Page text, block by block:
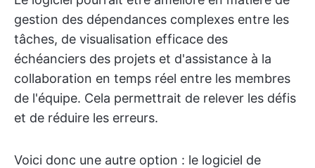
gestion des dépendances complexes entre les
tâches, de visualisation efficace des
échéanciers des projets et d'assistance à la
collaboration en temps réel entre les membres
de l'équipe. Cela permettrait de relever les défis
et de réduire les erreurs.
Voici donc une autre option : le logiciel de